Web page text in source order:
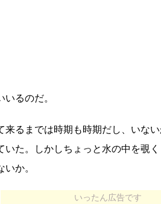
いるのだ。
来るまでは時期も時期だし、いな
いた。しかしちょっと水の中を覗
いか。
いったん広告です